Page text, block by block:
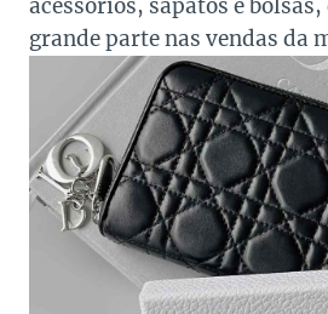
acessórios, sapatos e
grande parte nas vendas da